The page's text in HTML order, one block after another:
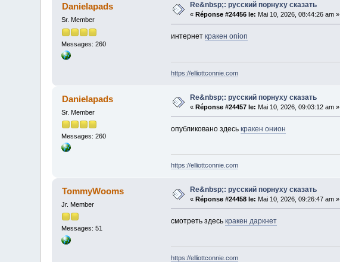
Danielapads
Sr. Member
Messages: 260
Re&nbsp;: русский порнуху сказать
« Réponse #24456 le: Mai 10, 2026, 08:44:26 am »
интернет кракен onion
https://elliottconnie.com
Danielapads
Sr. Member
Messages: 260
Re&nbsp;: русский порнуху сказать
«Réponse #24457 le: Mai 10, 2026, 09:03:12 am »
опубликовано здесь кракен онион
https://elliottconnie.com
TommyWooms
Jr. Member
Messages: 51
Re&nbsp;: русский порнуху сказать
«Réponse #24458 le: Mai 10, 2026, 09:26:47 am »
смотреть здесь кракен даркнет
https://elliottconnie.com